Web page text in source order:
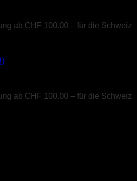
ab CHF 100.00 – für die Schweiz
ab CHF 100.00 – für die Schweiz